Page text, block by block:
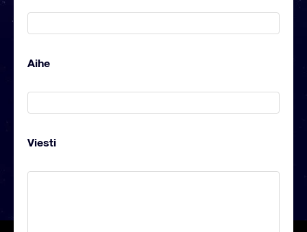
Aihe
Viesti